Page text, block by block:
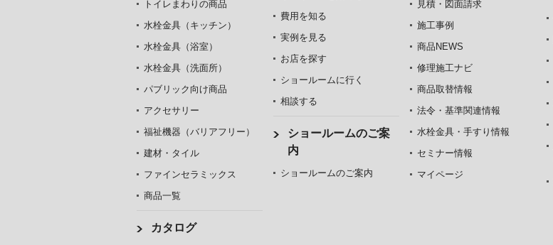
トイレまわりの商品
水栓金具（キッチン）
水栓金具（浴室）
水栓金具（洗面所）
パブリック向け商品
アクセサリー
福祉機器（バリアフリー）
建材・タイル
ファインセラミックス
商品一覧
カタログ
費用を知る
実例を見る
お店を探す
ショールームに行く
相談する
ショールームのご案
内
ショールームのご案内
見積・図面請求
施工事例
商品NEWS
修理施工ナビ
商品取替情報
法令・基準関連情報
水栓金具・手すり情報
セミナー情報
マイページ